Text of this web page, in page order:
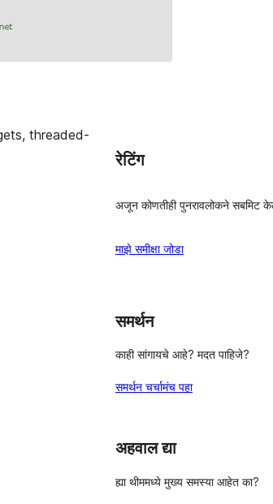
threaded-
रेटिंग
अजून कोणतीही पुनरावलोकने सबमिट
माझे समीक्षा जोडा
समर्थन
काही सांगायचे आहे? मदत पाहिजे?
समर्थन चर्चामंच पहा
अहवाल द्या
ह्या थीममध्ये मुख्य समस्या आहेत का?